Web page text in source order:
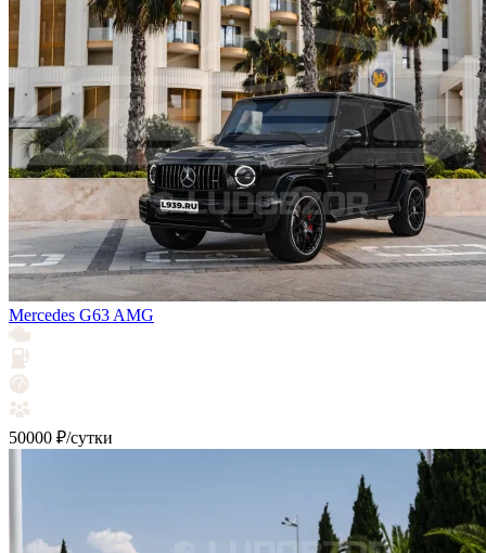
Mercedes G63 AMG
50000 ₽/сутки